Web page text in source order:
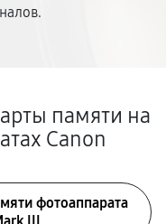
памяти на
Canon
фотоаппарата